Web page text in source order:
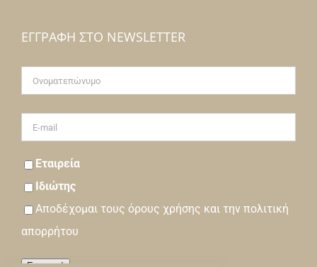
ΕΓΓΡΑΦΉ ΣΤΟ NEWSLETTER
Εταιρεία
Ιδιώτης
Αποδέχομαι τους όρους χρήσης και την πολιτική
απορρήτου